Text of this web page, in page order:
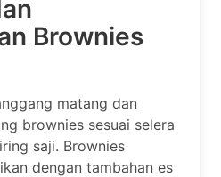
Brownies
matang dan
brownies sesuai selera
saji. Brownies
dengan tambahan es